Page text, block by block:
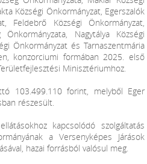
Községi Önkormányzat, Egerszalók
Feldebrő Községi Önkormányzat,
Nagytálya Községi
Önkormányzat és Tarnaszentmária
konzorciumi formában 2025. első
Minisztériumhoz.
103.499.110 forint, melyből Eger
részesült.
kapcsolódó szolgáltatás
a Versenyképes Járások
hazai forrásból valósul meg.